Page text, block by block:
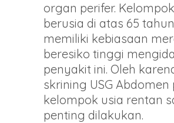
organ perifer.
berusia di atas 65
memiliki kebiasaan
beresiko tinggi
penyakit ini. Oleh
skrining USG Abdomen
kelompok usia rentan
penting dilakukan.